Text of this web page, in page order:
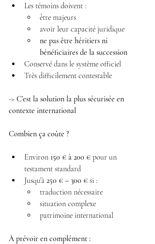
Les témoins doivent :
être majeurs
avoir leur capacité juridique
ne pas être héritiers ni
bénéficiaires de la succession
Conservé dans le système officiel
Très difficilement contestable
-> C’est la solution la plus sécurisée en
contexte international
Combien ça coûte ?
Environ 150 € à 200 € pour un
testament standard
Jusqu’à 250 € – 300 € si :
traduction nécessaire
situation complexe
patrimoine international
À prévoir en complément :